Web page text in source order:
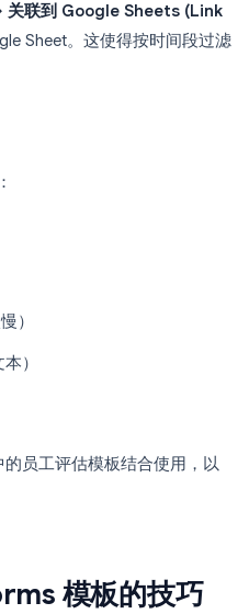
关联到 Google Sheets (Link
Sheet。这使得按时间段过滤
）
）
的员工评估模板结合使用，以
模板的技巧